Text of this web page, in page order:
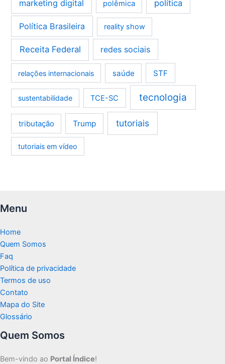
marketing digital polêmica política
Política Brasileira reality show
Receita Federal redes sociais
relações internacionais saúde STF
sustentabilidade TCE-SC tecnologia
tributação Trump tutoriais
tutoriais em vídeo
Menu
Home
Quem Somos
Faq
Política de privacidade
Termos de uso
Contato
Mapa do Site
Glossário
Quem Somos
Bem-vindo ao Portal Índice!